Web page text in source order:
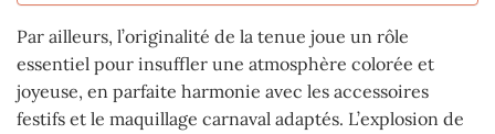
Par ailleurs, l’originalité de la tenue joue un rôle
essentiel pour insuffler une atmosphère colorée et
joyeuse, en parfaite harmonie avec les accessoires
festifs et le maquillage carnaval adaptés. L’explosion de